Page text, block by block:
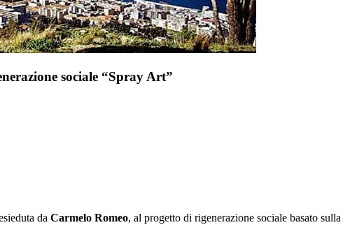
sociale “Spray Art”
da Carmelo Romeo, al progetto di rigenerazione sociale basato sulla